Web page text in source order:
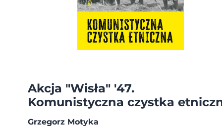
Akcja "Wisła" '47.
Komunistyczna czystka
Grzegorz Motyka